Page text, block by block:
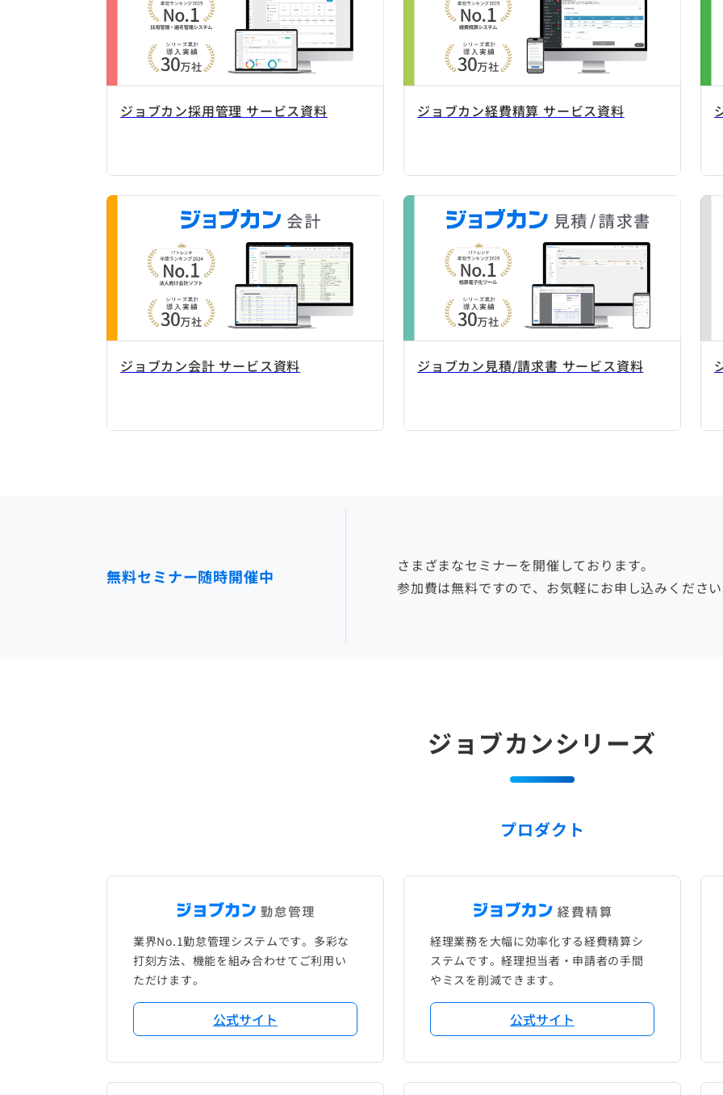
ジョブカン採用管理 サービス資料 ジョブカン経費精算 サービス資料
ジョブカン会計 サービス資料 ジョブカン見積/請求書 サービス資料
無料セミナー随時開催中
さまざまなセミナーを開催しております。
参加費は無料ですので、お気軽にお申し込みくださ
ジョブカンシリーズ
プロダクト
業界No.1勤怠管理システムです。多彩な
打刻方法、機能を組み合わせてご利用い
ただけます。
公式サイト
経理業務を大幅に効率化する経費精算シ
ステムです。経理担当者・申請者の手間
やミスを削減できます。
公式サイト